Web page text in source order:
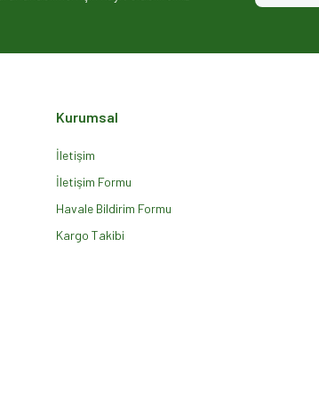
Kurumsal
İletişim
İletişim Formu
Havale Bildirim Formu
Kargo Takibi